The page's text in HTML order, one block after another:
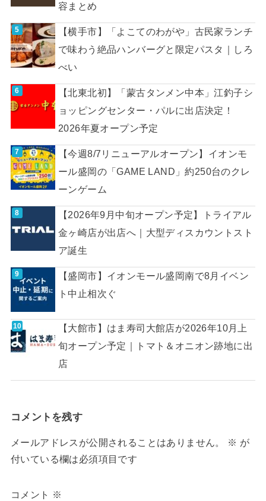
容まとめ
【横手市】「よこてのわがや」古民家ランチ
で味わう絶品ハンバーグと限定パスタ｜しろ
べい
【北東北初】「蒙古タンメン中本」江釣子シ
ョッピングセンター・パルに出店決定！
2026年夏オープン予定
【今週8/7リニューアルオープン】イオンモ
ール盛岡の「GAME LAND」約250台のクレ
ーンゲーム
【2026年9月中旬オープン予定】トライアル
金ヶ崎店が出店へ｜大型ディスカウントスト
ア誕生
【盛岡市】イオンモール盛岡南で8月イベン
ト中止相次ぐ
【大館市】はま寿司大館店が2026年10月上
旬オープン予定｜トマト＆オニオン跡地に出
店
コメントを残す
メールアドレスが公開されることはありません。 ※ が
付いている欄は必須項目です
コメント ※